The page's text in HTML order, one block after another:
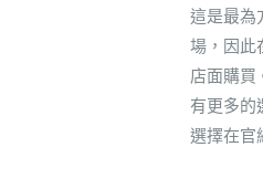
這是最為
場，因此
店面購買
有更多的
選擇在官